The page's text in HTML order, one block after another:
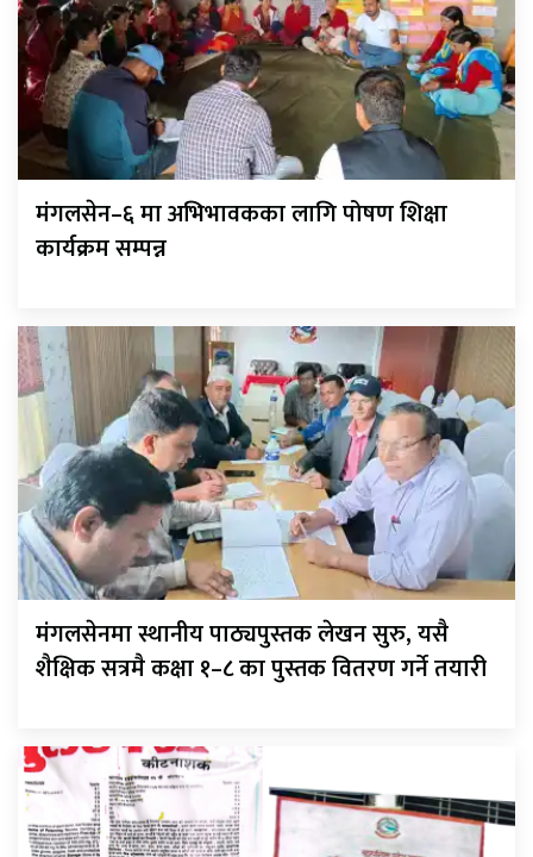
मंगलसेन–६ मा अभिभावकका लागि पोषण शिक्षा
कार्यक्रम सम्पन्न
मंगलसेनमा स्थानीय पाठ्यपुस्तक लेखन सुरु, यसै
शैक्षिक सत्रमै कक्षा १–८ का पुस्तक वितरण गर्ने तयारी